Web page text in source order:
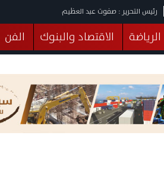
رئيس التحرير : صفوت عبد العظيم
الرياضة الاقتصاد والبنوك الفن
صحة الثقافة خدمات منوعات